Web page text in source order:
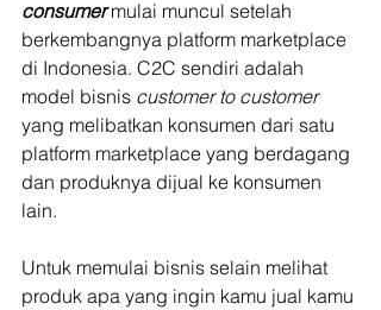
consumer mulai muncul setelah
berkembangnya platform marketplace
di Indonesia. C2C sendiri adalah
model bisnis customer to customer
yang melibatkan konsumen dari satu
platform marketplace yang berdagang
dan produknya dijual ke konsumen
lain.
Untuk memulai bisnis selain melihat
produk apa yang ingin kamu jual kamu